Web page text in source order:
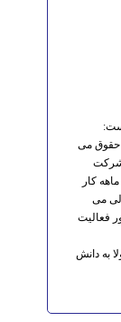
حقوق می
شرکت
نمایند. در صورت قبولی در دوره های ۱۸ ماهه کار
می
فعالیت
به دانش